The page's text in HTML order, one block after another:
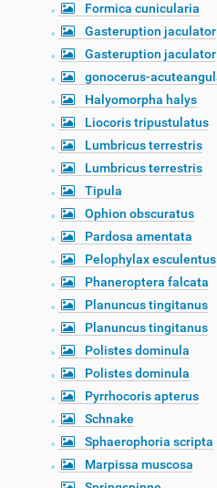
Formica cunicularia
Gasteruption jaculator
Gasteruption jaculator
gonocerus-
Halyomorpha halys
Liocoris tripustulatus
Lumbricus terrestris
Lumbricus terrestris
Tipula
Ophion obscuratus
Pardosa amentata
Pelophylax esculentus
Phaneroptera falcata
Planuncus tingitanus
Planuncus tingitanus
Polistes dominula
Polistes dominula
Pyrrhocoris apterus
Schnake
Sphaerophoria scripta
Marpissa muscosa